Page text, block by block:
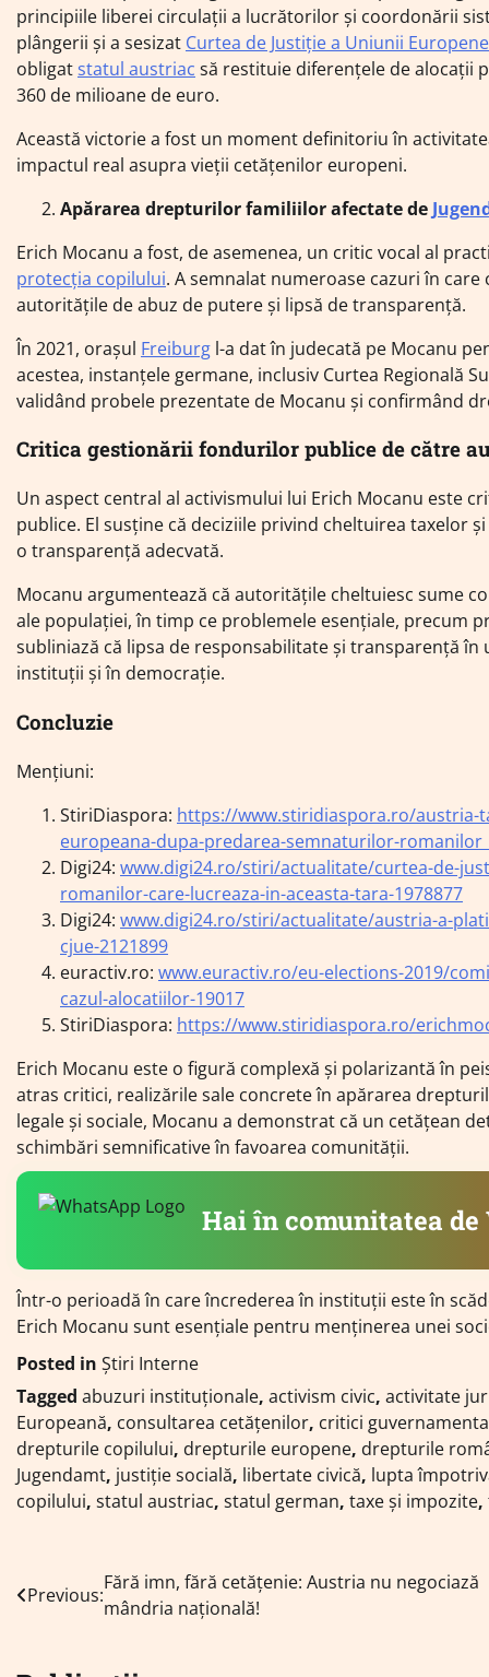
principiile liberei circulații a lucrătorilor și coordonării
plângerii și a sesizat Curtea de Justiție a Uniunii Europene
obligatstatul austriac să restituie diferențele de alocații
360 de milioane de euro.
Această victorie a fost un moment definitoriu în
impactul real asupra vieții cetățenilor europeni.
Apărarea drepturilor familiilor afectate de
Erich Mocanu a fost, de asemenea, un critic vocal al
protecția copilului. A semnalat numeroase cazuri în
autoritățile de abuz de putere și lipsă de transparență.
În 2021, orașul Freiburg l-a dat în judecată pe Mocanu
acestea, instanțele germane, inclusiv Curtea Regională
validând probele prezentate de Mocanu și confirmând
Critica gestionării fondurilor publice de către
Un aspect central al activismului lui Erich Mocanu este
publice. El susține că deciziile privind cheltuirea taxelor
o transparență adecvată.
Mocanu argumentează că autoritățile cheltuiesc sume
ale populației, în timp ce problemele esențiale, precum
subliniază că lipsa de responsabilitate și transparență
instituții și în democrație.
Concluzie
Mențiuni:
StiriDiaspora: https://www.stiridiaspora.ro/austria-
europeana-dupa-predarea-semnaturilor-
Digi24: www.digi24.ro/stiri/actualitate/curtea-de-
romanilor-care-lucreaza-in-aceasta-tara-1978877
Digi24: www.digi24.ro/stiri/actualitate/austria-a-
cjue-2121899
euractiv.ro: www.euractiv.ro/eu-elections-2019/
cazul-alocatiilor-19017
StiriDiaspora: https://www.stiridiaspora.ro/
Erich Mocanu este o figură complexă și polarizantă în
atras critici, realizările sale concrete în apărarea
legale și sociale, Mocanu a demonstrat că un cetățean
schimbări semnificative în favoarea comunității.
Hai în comunitatea
Într-o perioadă în care încrederea în instituții este în
Erich Mocanu sunt esențiale pentru menținerea unei
Posted in Știri Interne
Tagged abuzuri instituționale, activism civic, activitate
Europeană, consultarea cetățenilor, critici
drepturile copilului, drepturile europene, drepturile
Jugendamt, justiție socială, libertate civică, lupta
copilului, statul austriac, statul german, taxe și impozite,
Navigare
articole
Previous:
Fără imn, fără cetățenie: Austria nu negociază
mândria națională!